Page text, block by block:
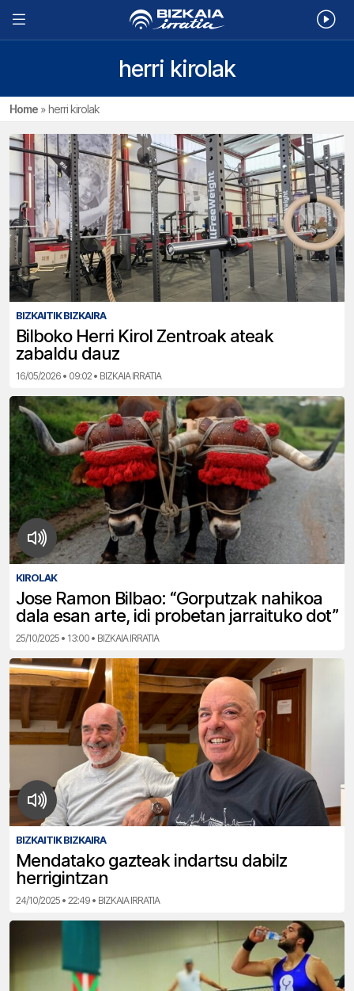
herri kirolak
Home »herri kirolak
BIZKAITIK BIZKAIRA
Bilboko Herri Kirol Zentroak ateak
zabaldu dauz
16/05/2026 • 09:02 • BIZKAIA IRRATIA
KIROLAK
Jose Ramon Bilbao: “Gorputzak nahikoa
dala esan arte, idi probetan jarraituko dot”
25/10/2025 • 13:00 • BIZKAIA IRRATIA
BIZKAITIK BIZKAIRA
Mendatako gazteak indartsu dabilz
herrigintzan
24/10/2025 • 22:49 • BIZKAIA IRRATIA